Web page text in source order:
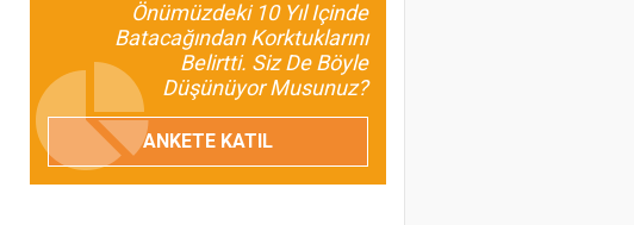
Umut Özdil
Tarımda Havza
Başkanlıkları Geliyor
Önümüzdeki 10 Yıl Içinde
Batacağından Korktuklarını
Belirtti. Siz De Böyle
Düşünüyor Musunuz?
ANKETE KATIL